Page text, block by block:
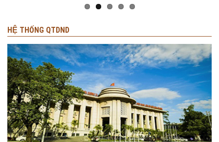
HỆ THỐNG QTDND